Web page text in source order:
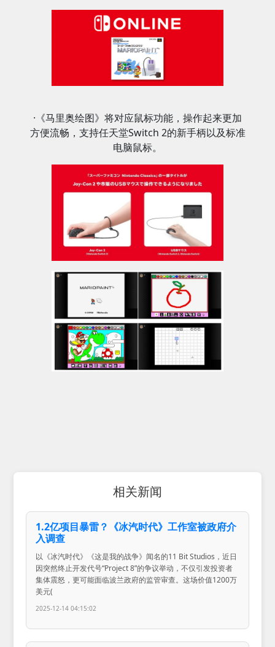
·《马里奥绘图》将对应鼠标功能，操作起来更加
方便流畅，支持任天堂Switch 2的新手柄以及标准
电脑鼠标。
相关新闻
1.2亿项目暴雷？《冰汽时代》工作室被政府介
入调查
以《冰汽时代》《这是我的战争》闻名的11 Bit Studios，近日
因突然终止开发代号“Project 8”的争议举动，不仅引发投资者
集体震怒，更可能面临波兰政府的监管审查。这场价值1200万
美元(
2025-12-14 04:15:02